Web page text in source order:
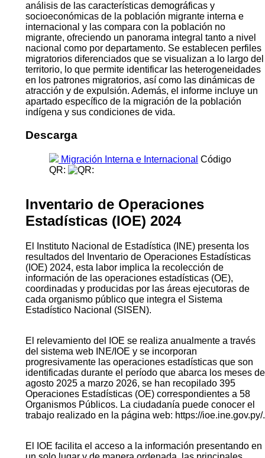
análisis de las características demográficas y
socioeconómicas de la población migrante interna e
internacional y las compara con la población no
migrante, ofreciendo un panorama integral tanto a nivel
nacional como por departamento. Se establecen perfiles
migratorios diferenciados que se visualizan a lo largo del
territorio, lo que permite identificar las heterogeneidades
en los patrones migratorios, así como las dinámicas de
atracción y de expulsión. Además, el informe incluye un
apartado específico de la migración de la población
indígena y sus condiciones de vida.
Descarga
Migración Interna e Internacional Código
QR:
Inventario de Operaciones
Estadísticas (IOE) 2024
El Instituto Nacional de Estadística (INE) presenta los
resultados del Inventario de Operaciones Estadísticas
(IOE) 2024, esta labor implica la recolección de
información de las operaciones estadísticas (OE),
coordinadas y producidas por las áreas ejecutoras de
cada organismo público que integra el Sistema
Estadístico Nacional (SISEN).
El relevamiento del IOE se realiza anualmente a través
del sistema web INE/IOE y se incorporan
progresivamente las operaciones estadísticas que son
identificadas durante el período que abarca los meses de
agosto 2025 a marzo 2026, se han recopilado 395
Operaciones Estadísticas (OE) correspondientes a 58
Organismos Públicos. La ciudadanía puede conocer el
trabajo realizado en la página web: https://ioe.ine.gov.py/.
El IOE facilita el acceso a la información presentando en